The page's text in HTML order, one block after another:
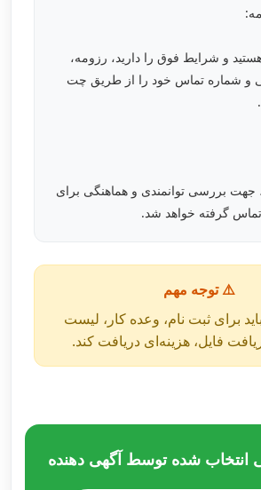
و شرایط فوق را دارید، رزومه،
و شماره تماس خود را از طریق چت
بررسی توانمندی و هماهنگی برای
گرفته خواهد شد.
⚠️ توجه مهم
برای ثبت نام، وعده کار، لیست
فایل، هزینه‌ای دریافت کند.
انتخاب شده توسط آگهی دهنده